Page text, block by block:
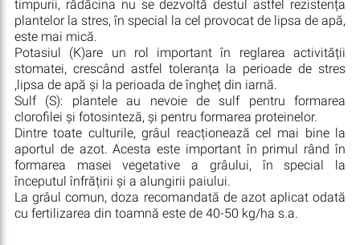
timpurii, rădăcina nu se dezvoltă destul astfel rezistența
plantelor la stres, în special la cel provocat de lipsa de apă,
este mai mică.
Potasiul (K)are un rol important în reglarea activității
stomatei, crescând astfel toleranța la perioade de stres
,lipsa de apă și la perioada de îngheț din iarnă.
Sulf (S): plantele au nevoie de sulf pentru formarea
clorofilei și fotosinteză, și pentru formarea proteinelor.
Dintre toate culturile, grâul reacționează cel mai bine la
aportul de azot. Acesta este important în primul rând în
formarea masei vegetative a grâului, în special la
începutul înfrățirii și a alungirii paiului.
La grâul comun, doza recomandată de azot aplicat odată
cu fertilizarea din toamnă este de 40-50 kg/ha s.a.